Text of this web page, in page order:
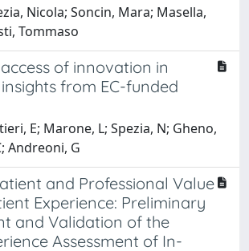
Nicola; Soncin, Mara; Masella,
Tommaso
of innovation in
from EC-funded
E; Marone, L; Spezia, N; Gheno,
Andreoni, G
and Professional Value
Experience: Preliminary
and Validation of the
Assessment of In-